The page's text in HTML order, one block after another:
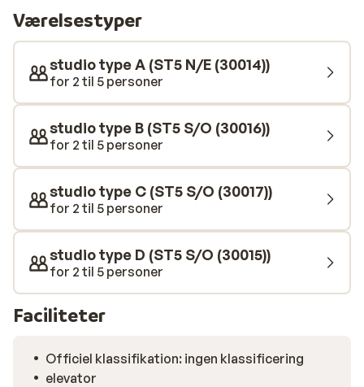
centrum. I centrum finder du masser af hyggelige
restauranter, hvor du kan smage lækre (lokale) retter.
Residensen tilbyder hyggelige studiolejligheder i
chaletstil med balkon. Fra din balkon har du en
fantastisk udsigt over Bourg-Saint-Maurice-dalen og
Mont Blanc. Efter en dag fuld af skisportsoplevelser
kan du slappe af og nyde komforten i résidence.
Værelsestyper
studio type A (ST5 N/E (30014))
for 2 til 5 personer
studio type B (ST5 S/O (30016))
for 2 til 5 personer
studio type C (ST5 S/O (30017))
for 2 til 5 personer
studio type D (ST5 S/O (30015))
for 2 til 5 personer
Faciliteter
Officiel klassifikation: ingen klassificering
elevator